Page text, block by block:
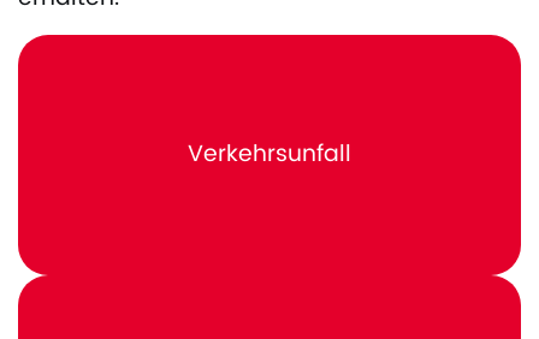
Verkehrsunfall